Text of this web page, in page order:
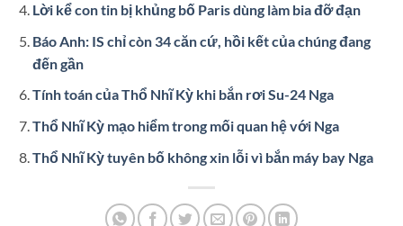
Lời kể con tin bị khủng bố Paris dùng làm bia đỡ đạn
Báo Anh: IS chỉ còn 34 căn cứ, hồi kết của chúng đang
đến gần
Tính toán của Thổ Nhĩ Kỳ khi bắn rơi Su-24 Nga
Thổ Nhĩ Kỳ mạo hiểm trong mối quan hệ với Nga
Thổ Nhĩ Kỳ tuyên bố không xin lỗi vì bắn máy bay Nga